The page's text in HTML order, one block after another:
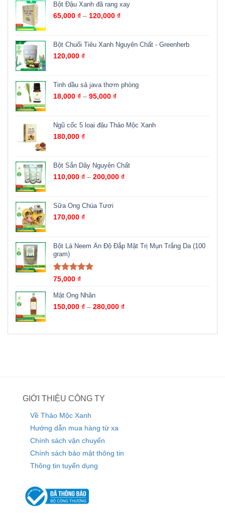
Bột Đậu Xanh đã rang xay
65,000 ₫ – 120,000 ₫
Bột Chuối Tiêu Xanh Nguyên Chất - Greenherb
120,000 ₫
Tinh dầu sả java thơm phòng
18,000 ₫ – 95,000 ₫
Ngũ cốc 5 loại đậu Thảo Mộc Xanh
180,000 ₫
Bột Sắn Dây Nguyên Chất
110,000 ₫ – 200,000 ₫
Sữa Ong Chúa Tươi
170,000 ₫
Bột Lá Neem Ấn Độ Đắp Mặt Trị Mụn Trắng Da (100
gram)
Được xếp
sao
75,000 ₫
Mật Ong Nhãn
150,000 ₫ – 280,000 ₫
GIỚI THIỆU CÔNG TY
Về Thảo Mộc Xanh
Hướng dẫn mua hàng từ xa
Chính sách vận chuyển
Chính sách bảo mật thông tin
Thông tin tuyển dụng